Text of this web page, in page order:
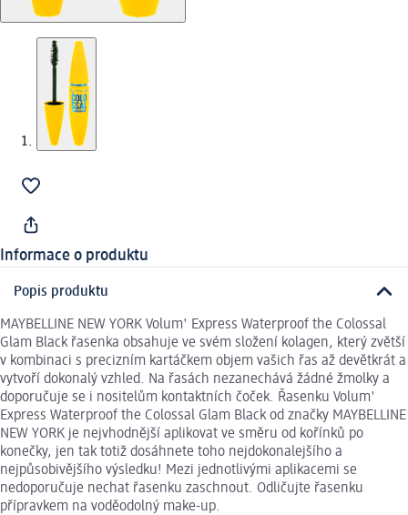
Informace o produktu
Popis produktu
MAYBELLINE NEW YORK Volum' Express Waterproof the Colossal
Glam Black řasenka obsahuje ve svém složení kolagen, který zvětší
v kombinaci s precizním kartáčkem objem vašich řas až devětkrát a
vytvoří dokonalý vzhled. Na řasách nezanechává žádné žmolky a
doporučuje se i nositelům kontaktních čoček. Řasenku Volum'
Express Waterproof the Colossal Glam Black od značky MAYBELLINE
NEW YORK je nejvhodnější aplikovat ve směru od kořínků po
konečky, jen tak totiž dosáhnete toho nejdokonalejšího a
nejpůsobivějšího výsledku! Mezi jednotlivými aplikacemi se
nedoporučuje nechat řasenku zaschnout. Odličujte řasenku
přípravkem na voděodolný make-up.